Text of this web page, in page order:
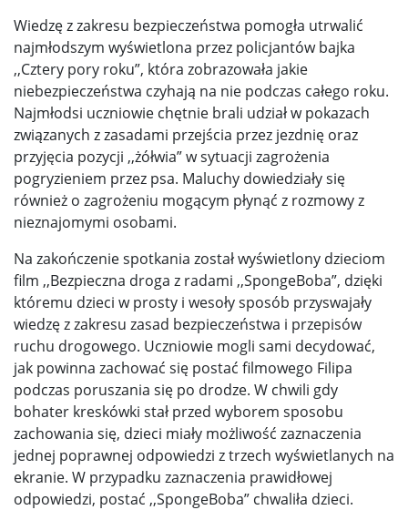
Wiedzę z zakresu bezpieczeństwa pomogła utrwalić
najmłodszym wyświetlona przez policjantów bajka
,,Cztery pory roku”, która zobrazowała jakie
niebezpieczeństwa czyhają na nie podczas całego roku.
Najmłodsi uczniowie chętnie brali udział w pokazach
związanych z zasadami przejścia przez jezdnię oraz
przyjęcia pozycji ,,żółwia” w sytuacji zagrożenia
pogryzieniem przez psa. Maluchy dowiedziały się
również o zagrożeniu mogącym płynąć z rozmowy z
nieznajomymi osobami.
Na zakończenie spotkania został wyświetlony dzieciom
film ,,Bezpieczna droga z radami ,,SpongeBoba”, dzięki
któremu dzieci w prosty i wesoły sposób przyswajały
wiedzę z zakresu zasad bezpieczeństwa i przepisów
ruchu drogowego. Uczniowie mogli sami decydować,
jak powinna zachować się postać filmowego Filipa
podczas poruszania się po drodze. W chwili gdy
bohater kreskówki stał przed wyborem sposobu
zachowania się, dzieci miały możliwość zaznaczenia
jednej poprawnej odpowiedzi z trzech wyświetlanych na
ekranie. W przypadku zaznaczenia prawidłowej
odpowiedzi, postać ,,SpongeBoba” chwaliła dzieci.